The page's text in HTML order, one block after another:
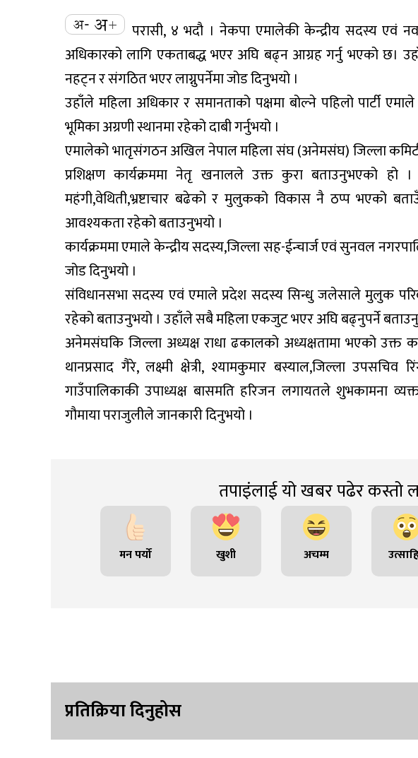
परासी, ४ भदौ । नेकपा एमालेकी केन्द्रीय सदस्य एवं
अधिकारको लागि एकताबद्ध भएर अघि बढ्न आग्रह गर्नु भएको छ।
नहट्न र संगठित भएर लाग्नुपर्नेमा जोड दिनुभयो ।
उहाँले महिला अधिकार र समानताको पक्षमा बोल्ने पहिलो पार्टी
भूमिका अग्रणी स्थानमा रहेको दाबी गर्नुभयो ।
एमालेको भातृसंगठन अखिल नेपाल महिला संघ (अनेमसंघ) जिल्ला
प्रशिक्षण कार्यक्रममा नेतृ खनालले उक्त कुरा बताउनुभएको हो
महंगी,वेथिती,भ्रष्टाचार बढेको र मुलुकको विकास नै ठप्प भएको
आवश्यकता रहेको बताउनुभयो ।
कार्यक्रममा एमाले केन्द्रीय सदस्य,जिल्ला सह-ईन्चार्ज एवं सुनवल
जोड दिनुभयो ।
संविधानसभा सदस्य एवं एमाले प्रदेश सदस्य सिन्धु जलेसाले मुलुक
रहेको बताउनुभयो । उहाँले सबै महिला एकजुट भएर अघि बढ्नुपर्ने
अनेमसंघकि जिल्ला अध्यक्ष राधा ढकालको अध्यक्षतामा भएको उक्त
थानप्रसाद गैरे, लक्ष्मी क्षेत्री, श्यामकुमार बस्याल,जिल्ला
गाउँपालिकाकी उपाध्यक्ष बासमति हरिजन लगायतले शुभकामना
गौमाया पराजुलीले जानकारी दिनुभयो ।
तपाइंलाई यो खबर पढेर कस्तो
मन पर्यो खुशी अचम्म
प्रतिक्रिया दिनुहोस